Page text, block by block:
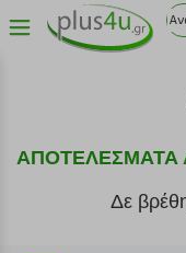
ΑΠΟΤΕΛΕΣΜΑΤΑ
Δε